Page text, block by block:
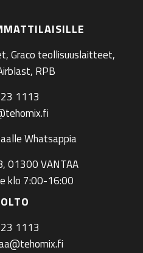
Graco teollisuuslaitteet,
RPB
1113
Whatsappia
01300 VANTAA
klo 7:00-16:00
1113